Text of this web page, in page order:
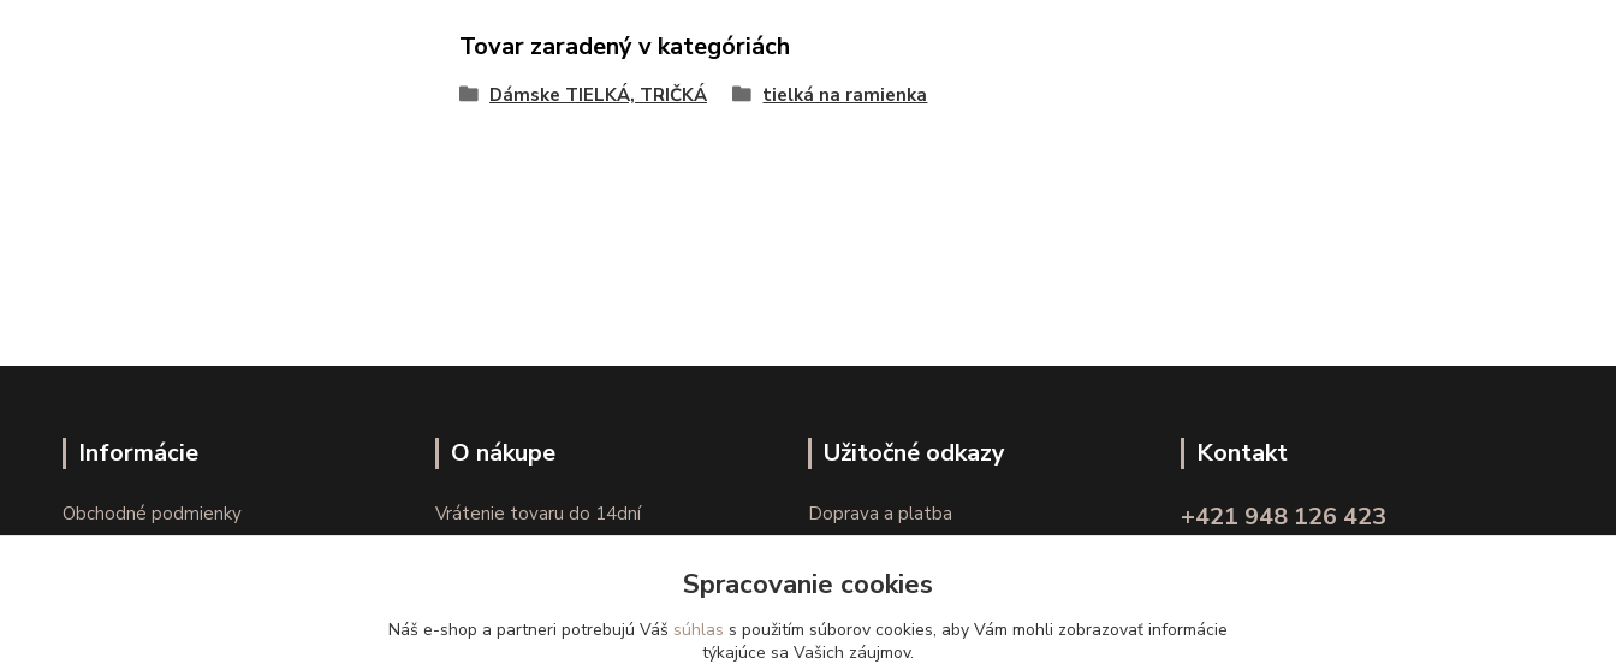
Tovar zaradený v kategóriách
Dámske TIELKÁ, TRIČKÁ tielká na ramienka
Informácie
Obchodné podmienky
O nákupe
Vrátenie tovaru do 14dní
Užitočné odkazy
Doprava a platba
Kontakt
+421 948 126 423
Spracovanie cookies
Náš e-shop a partneri potrebujú Váš súhlas s použitím súborov cookies, aby Vám mohli zobrazovať informácie
týkajúce sa Vašich záujmov.